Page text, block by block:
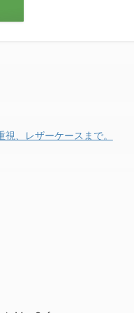
、レザーケースまで。